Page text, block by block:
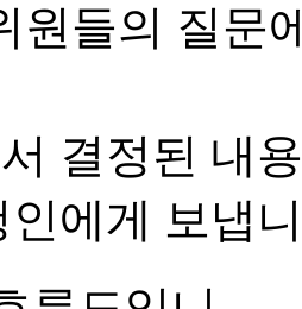
원들의 질문
결정된 내
인에게 보냅